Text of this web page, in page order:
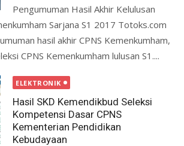
Pengumuman Hasil Akhir Kelulusan
Sarjana S1 2017 Totoks.com
hasil akhir CPNS Kemenkumham,
CPNS Kemenkumham lulusan S1....
ELEKTRONIK
Hasil SKD Kemendikbud Seleksi
Kompetensi Dasar CPNS
Kementerian Pendidikan
Kebudayaan